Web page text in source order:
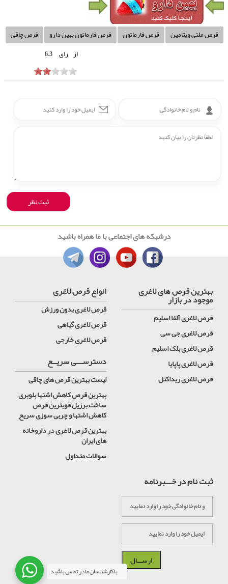
قرص ملتی ویتامین قرص فارماتون قرص فارماتون بهین دارو
قرص چاقی
از رای 6.3
درشبکه های اجتماعی با ما همراه باشید
بهترین قرص های لاغری
موجود در بازار
قرص لاغری آلفا اسلیم
قرص لاغری جی سی
قرص لاغری بلک اسلیم
قرص لاغری پاپایا
قرص لاغری ریداکتل
انواع قرص لاغری
قرص لاغری بدون ورزش
قرص لاغری گیاهی
قرص لاغری خارجی
دسترســـی سریــع
لیست بهترین قرص های چاقی
بهترین قرص کاهش اشتها بلوبری
ساخت برزیل قویترین قرص
کاهش اشتها و چربی سوزی سریع
بهترین قرص لاغری در داروخانه
های ایران
سوالات متداول
ثبت نام در خـــبرنامه
با کارشناسان ما در تماس باشید